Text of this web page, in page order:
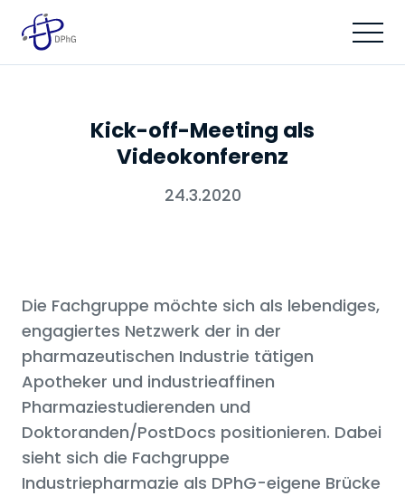
Kick-off-Meeting als
Videokonferenz
24.3.2020
Die Fachgruppe möchte sich als lebendiges,
engagiertes Netzwerk der in der
pharmazeutischen Industrie tätigen
Apotheker und industrieaffinen
Pharmaziestudierenden und
Doktoranden/PostDocs positionieren. Dabei
sieht sich die Fachgruppe
Industriepharmazie als DPhG-eigene Brücke